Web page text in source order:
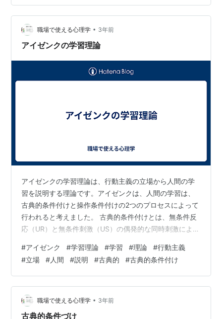
怖反応を示すようになりました。この研究は、古典的条
件付けの原理を明らかにしただけでなく、恐怖症の形成
メカニズムについても重要な知見を与えました。…
職場で使える心理学 • 3年前
アイゼンクの学習理論
アイゼンクの学習理論は、行動主義の立場から人間の学
習を説明する理論です。アイゼンクは、人間の学習は、
古典的条件付けと操作条件付けの2つのプロセスによって
行われると考えました。 古典的条件付けとは、無条件反
応（UR）と無条件刺激（US）の偶発的な同時刺激によっ
ば、犬に肉を与えると唾液が出る（UR）。このとき、肉
を与える（US）と犬が唾液を出す（UR）という刺激と反
応が結びつきます。その後、肉を与えずに犬のベルを鳴
らす（CS）と、犬はベルを鳴らすだけで唾液を出すよう
になります（CR）。これは、ベルが肉を与えられるとい
う無条件刺激（US）と関連付け…
#アイゼンク #学習理論 #学習 #理論 #行動主義
#立場 #人間 #説明 #古典的 #古典的条件付け
職場で使える心理学 • 3年前
古典的条件づけ